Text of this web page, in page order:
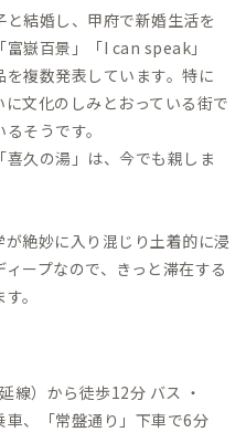
結婚し、甲府で新婚生活を
嶽百景」「I can speak」
を複数発表しています。特に
に文化のしみとおっている街で
そうです。
久の湯」は、今でも親しま
絶妙に入り混じり土着的に浸
ープなので、きっと滞在する
。
から徒歩12分 バス ・
車、「常盤通り」下車で6分